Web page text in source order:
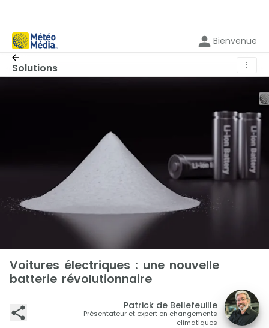
Bienvenue
Solutions ⋮
Voitures électriques : une nouvelle
batterie révolutionnaire
Patrick de Bellefeuille
Présentateur et expert en changements
climatiques